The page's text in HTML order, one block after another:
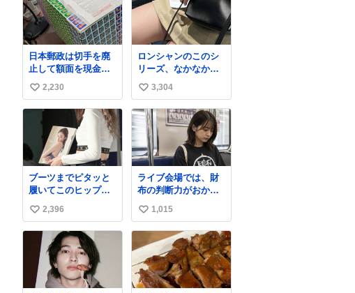
日本郵政は切手を廃
止して額面を現金で
払い戻せ2026 #日本
郵政
@JapanPostHD_PR
い
い
2,230
ロンシャンのこのシ
リーズ、なかなか安
くならないのにセー
ル価格になってる🖤
✨レザーなのが反則
級にかわいい。持っ
てるだけでコーデが
格上げされる。
い
い
ね
3,304
ブーツまでピタッと
履いてこのヒップラ
イン…強すぎる。
い
い
2,396
ライブ会場では、財
布の判断力がおかし
くなる。
い
い
ね
数
1,015